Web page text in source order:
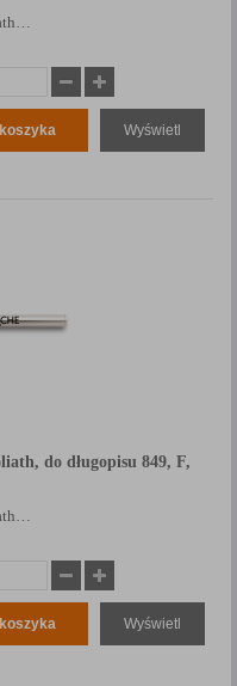
Wyświetl
do długopisu 849, F,
Wyświetl